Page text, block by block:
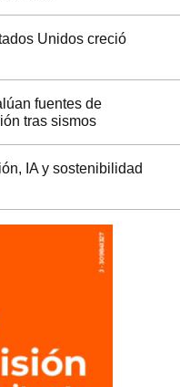
Unidos creció
fuentes de
tras sismos
IA y sostenibilidad